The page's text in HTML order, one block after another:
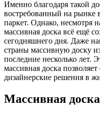
Именно благодаря такой
востребованный на рынке
паркет. Однако, несмотря
массивная доска всё ещё
сегодняшнего дня. Даже
страны массивную доску
последние несколько лет.
массивная доска
дизайнерские решения в
Массивная